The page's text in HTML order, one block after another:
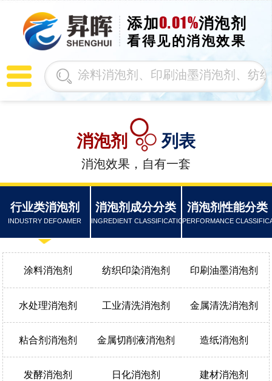
添加0.01%消泡剂
看得见的消泡效果
消泡剂 列表
消泡效果，自有一套
行业类消泡剂
INDUSTRY DEFOAMER
涂料消泡剂 纺织印染消泡剂 印刷油墨消泡剂
水处理消泡剂 工业清洗消泡剂 金属清洗消泡剂
粘合剂消泡剂 金属切削液消泡剂 造纸消泡剂
发酵消泡剂 日化消泡剂 建材消泡剂
消泡剂成分分类
INGREDIENT CLASSIFICATION
消泡剂性能分类
PERFORMANCE